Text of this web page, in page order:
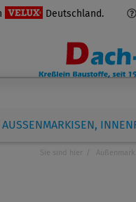
Deutschland.
AUSSENMARKISEN,
Sie sind hier